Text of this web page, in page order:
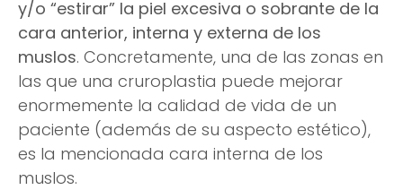
y/o “estirar” la piel excesiva o sobrante de la
cara anterior, interna y externa de los
muslos. Concretamente, una de las zonas en
las que una cruroplastia puede mejorar
enormemente la calidad de vida de un
paciente (además de su aspecto estético),
es la mencionada cara interna de los
muslos.